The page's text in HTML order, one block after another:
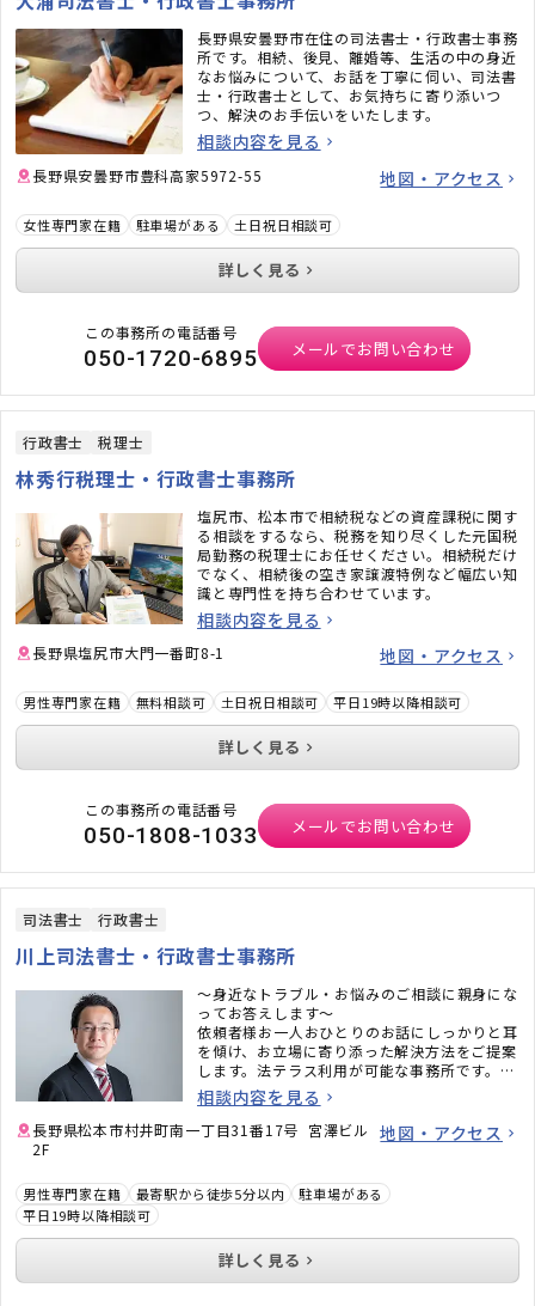
長野県安曇野市在住の司法書士・行政書士事務
所です。相続、後見、離婚等、生活の中の身近
なお悩みについて、お話を丁寧に伺い、司法書
士・行政書士として、お気持ちに寄り添いつ
つ、解決のお手伝いをいたします。
相談内容を見る
長野県安曇野市豊科高家5972-55 地図・アクセス
女性専門家在籍 駐車場がある 土日祝日相談可
詳しく見る
この事務所の電話番号
050-1720-6895 メールでお問い合わせ
行政書士 税理士
林秀行税理士・行政書士事務所
塩尻市、松本市で相続税などの資産課税に関す
る相談をするなら、税務を知り尽くした元国税
局勤務の税理士にお任せください。相続税だけ
でなく、相続後の空き家譲渡特例など幅広い知
識と専門性を持ち合わせています。
相談内容を見る
長野県塩尻市大門一番町8-1 地図・アクセス
男性専門家在籍 無料相談可 土日祝日相談可 平日19時以降相談可
詳しく見る
この事務所の電話番号
050-1808-1033 メールでお問い合わせ
司法書士 行政書士
川上司法書士・行政書士事務所
〜身近なトラブル・お悩みのご相談に親身にな
ってお答えします〜
依頼者様お一人おひとりのお話にしっかりと耳
を傾け、お立場に寄り添った解決方法をご提案
します。法テラス利用が可能な事務所です。※
条件あり
相談内容を見る
長野県松本市村井町南一丁目31番17号 宮澤ビル
2F
地図・アクセス
男性専門家在籍 最寄駅から徒歩5分以内
駐車場がある
平日19時以降相談可
詳しく見る